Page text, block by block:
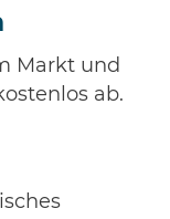
Markt und
ab.